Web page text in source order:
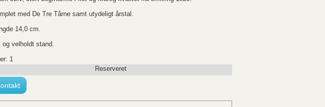
med De Tre Tårne samt utydeligt årstal.
14,0 cm.
og velholdt stand.
1
Reserveret